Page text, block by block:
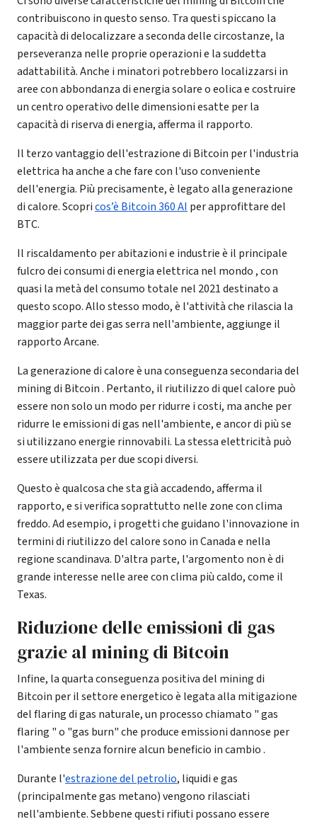
contribuiscono in questo senso. Tra questi spiccano la
capacità di delocalizzare a seconda delle circostanze, la
perseveranza nelle proprie operazioni e la suddetta
adattabilità. Anche i minatori potrebbero localizzarsi in
aree con abbondanza di energia solare o eolica e costruire
un centro operativo delle dimensioni esatte per la
capacità di riserva di energia, afferma il rapporto.
Il terzo vantaggio dell'estrazione di Bitcoin per l'industria
elettrica ha anche a che fare con l'uso conveniente
dell'energia. Più precisamente, è legato alla generazione
di calore. Scopricos’è Bitcoin 360 AI per approfittare del
BTC.
Il riscaldamento per abitazioni e industrie è il principale
fulcro dei consumi di energia elettrica nel mondo , con
quasi la metà del consumo totale nel 2021 destinato a
questo scopo. Allo stesso modo, è l'attività che rilascia la
maggior parte dei gas serra nell'ambiente, aggiunge il
rapporto Arcane.
La generazione di calore è una conseguenza secondaria del
mining di Bitcoin . Pertanto, il riutilizzo di quel calore può
essere non solo un modo per ridurre i costi, ma anche per
ridurre le emissioni di gas nell'ambiente, e ancor di più se
si utilizzano energie rinnovabili. La stessa elettricità può
essere utilizzata per due scopi diversi.
Questo è qualcosa che sta già accadendo, afferma il
rapporto, e si verifica soprattutto nelle zone con clima
freddo. Ad esempio, i progetti che guidano l'innovazione in
termini di riutilizzo del calore sono in Canada e nella
regione scandinava. D'altra parte, l'argomento non è di
grande interesse nelle aree con clima più caldo, come il
Texas.
Riduzione delle emissioni di gas
grazie al mining di Bitcoin
Infine, la quarta conseguenza positiva del mining di
Bitcoin per il settore energetico è legata alla mitigazione
del flaring di gas naturale, un processo chiamato " gas
flaring " o "gas burn" che produce emissioni dannose per
l'ambiente senza fornire alcun beneficio in cambio .
Durante l'estrazione del petrolio, liquidi e gas
(principalmente gas metano) vengono rilasciati
nell'ambiente. Sebbene questi rifiuti possano essere